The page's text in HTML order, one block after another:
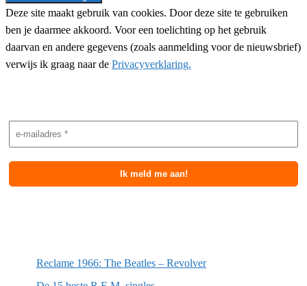
Deze site maakt gebruik van cookies. Door deze site te gebruiken
ben je daarmee akkoord. Voor een toelichting op het gebruik
daarvan en andere gegevens (zoals aanmelding voor de nieuwsbrief)
verwijs ik graag naar de Privacyverklaring.
Reclame 1966: The Beatles – Revolver